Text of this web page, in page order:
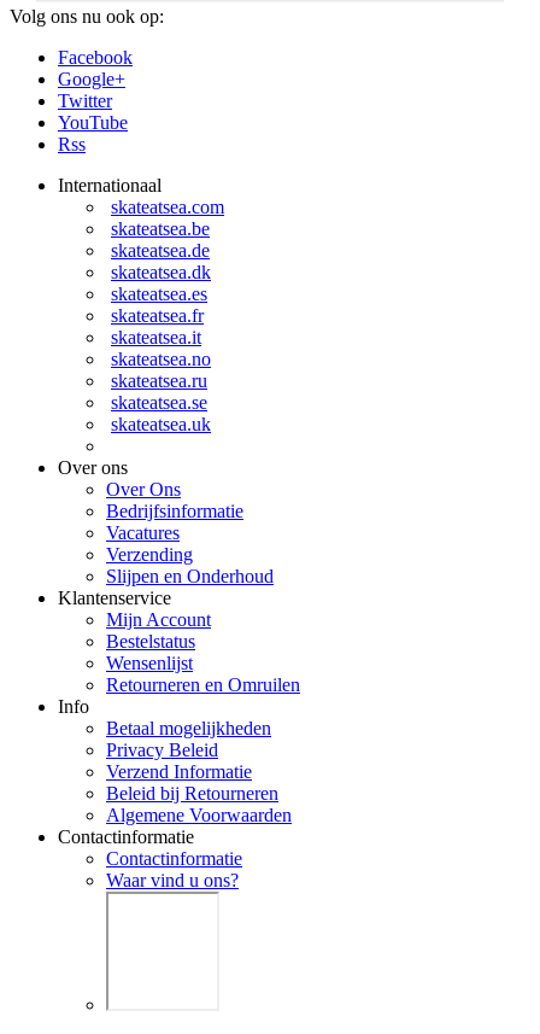
Volg ons nu ook op:
Facebook
Google+
Twitter
YouTube
Rss
Internationaal
skateatsea.com
skateatsea.be
skateatsea.de
skateatsea.dk
skateatsea.es
skateatsea.fr
skateatsea.it
skateatsea.no
skateatsea.ru
skateatsea.se
skateatsea.uk
Over ons
Over Ons
Bedrijfsinformatie
Vacatures
Verzending
Slijpen en Onderhoud
Klantenservice
Mijn Account
Bestelstatus
Wensenlijst
Retourneren en Omruilen
Info
Betaal mogelijkheden
Privacy Beleid
Verzend Informatie
Beleid bij Retourneren
Algemene Voorwaarden
Contactinformatie
Contactinformatie
Waar vind u ons?